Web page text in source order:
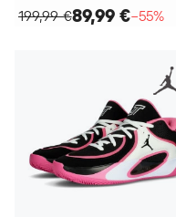
199,99 €89,99 €−55%